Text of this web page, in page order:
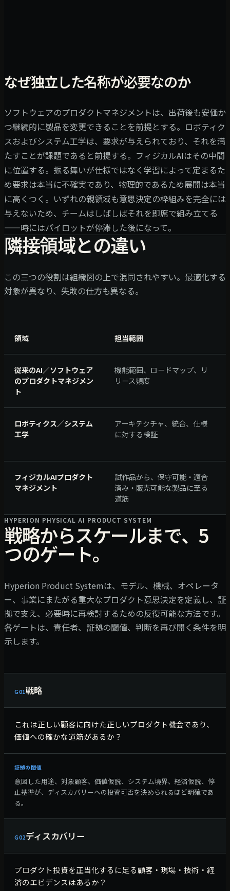
なぜ独立した名称が必要なのか
ソフトウェアのプロダクトマネジメントは、出荷後も安価か
つ継続的に製品を変更できることを前提とする。ロボティク
スおよびシステム工学は、要求が与えられており、それを満
たすことが課題であると前提する。フィジカルAIはその中間
に位置する。振る舞いが仕様ではなく学習によって定まるた
め要求は本当に不確実であり、物理的であるため展開は本当
に高くつく。いずれの親領域も意思決定の枠組みを完全には
与えないため、チームはしばしばそれを即席で組み立てる
——時にはパイロットが停滞した後になって。
隣接領域との違い
この三つの役割は組織図の上で混同されやすい。最適化する
対象が異なり、失敗の仕方も異なる。
領域 担当範囲
従来のAI／ソフトウェア
のプロダクトマネジメン
ト
機能範囲、ロードマップ、リ
リース頻度
ロボティクス／システム
工学
アーキテクチャ、統合、仕様
に対する検証
フィジカルAIプロダクト
マネジメント
試作品から、保守可能・適合
済み・販売可能な製品に至る
道筋
HYPERION PHYSICAL AI PRODUCT SYSTEM
戦略からスケールまで、5
つのゲート。
Hyperion Product Systemは、モデル、機械、オペレータ
ー、事業にまたがる重大なプロダクト意思決定を定義し、証
拠で支え、必要時に再検討するための反復可能な方法です。
各ゲートは、責任者、証拠の閾値、判断を再び開く条件を明
示します。
G01戦略
これは正しい顧客に向けた正しいプロダクト機会であり、
価値への確かな道筋があるか？
証拠の閾値
意図した用途、対象顧客、価値仮説、システム境界、経済仮説、停
止基準が、ディスカバリーへの投資可否を決められるほど明確であ
る。
G02ディスカバリー
プロダクト投資を正当化するに足る顧客・現場・技術・経
済のエビデンスはあるか？